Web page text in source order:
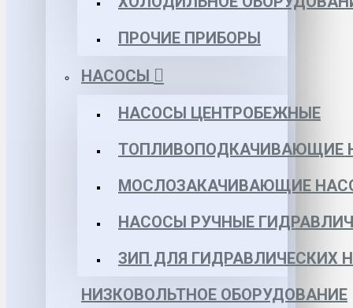
ПРОЧИЕ ПРИБОРЫ
НАСОСЫ
НАСОСЫ ЦЕНТРОБЕЖНЫЕ
ТОПЛИВОПОДКАЧИВАЮЩИЕ
МОСЛОЗАКАЧИВАЮЩИЕ
НАСОСЫ РУЧНЫЕ
ЗИП ДЛЯ ГИДРАВЛИЧЕСКИХ
НИЗКОВОЛЬТНОЕ ОБОРУДОВАНИЕ